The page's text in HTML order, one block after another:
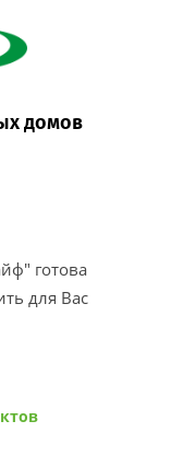
домов
готова
для Вас